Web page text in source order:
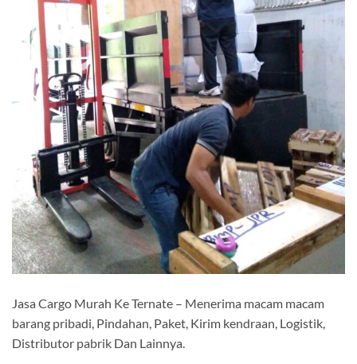
Jasa Cargo Murah Ke Ternate – Menerima macam macam
barang pribadi, Pindahan, Paket, Kirim kendraan, Logistik,
Distributor pabrik Dan Lainnya.